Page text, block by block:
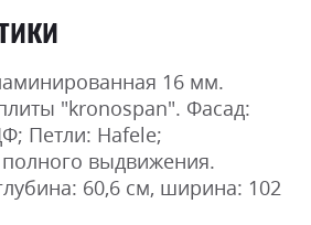
16 мм.
"kronospan". Фасад:
Петли: Hafele;
выдвижения.
60,6 см, ширина: 102